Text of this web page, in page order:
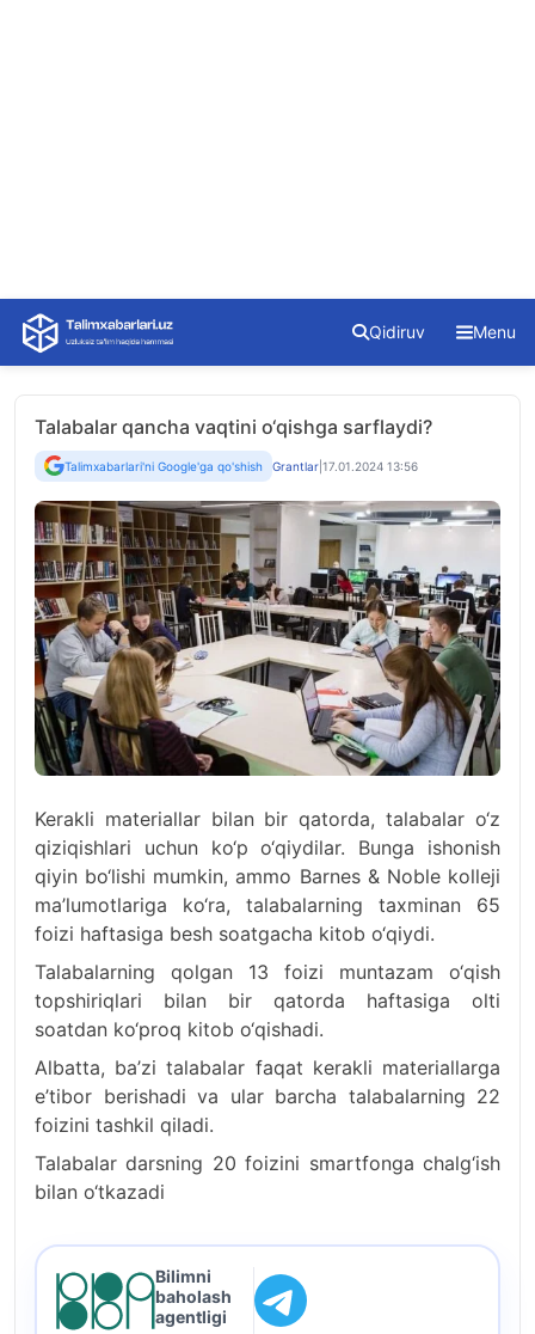
Skip
content
Qidiruv Menu
Talabalar qancha vaqtini o‘qishga sarflaydi?
Talimxabarlari'ni Google'ga qo'shish Grantlar 17.01.2024 13:56
Kerakli materiallar bilan bir qatorda, talabalar o‘z
qiziqishlari uchun ko‘p o‘qiydilar. Bunga ishonish
qiyin bo‘lishi mumkin, ammo Barnes & Noble kolleji
ma’lumotlariga ko‘ra, talabalarning taxminan 65
foizi haftasiga besh soatgacha kitob o‘qiydi.
Talabalarning qolgan 13 foizi muntazam o‘qish
topshiriqlari bilan bir qatorda haftasiga olti
soatdan ko‘proq kitob o‘qishadi.
Albatta, ba’zi talabalar faqat kerakli materiallarga
e’tibor berishadi va ular barcha talabalarning 22
foizini tashkil qiladi.
Talabalar darsning 20 foizini smartfonga chalg‘ish
bilan o‘tkazadi
Bilimni
baholash
agentligi